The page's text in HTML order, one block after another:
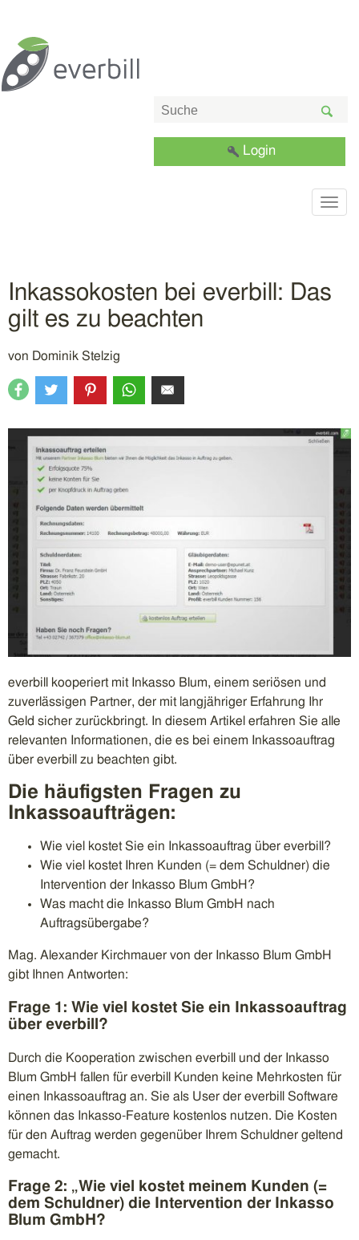
Login
Inkassokosten bei everbill: Das
gilt es zu beachten
von Dominik Stelzig
everbill kooperiert mit Inkasso Blum, einem seriösen und
zuverlässigen Partner, der mit langjähriger Erfahrung Ihr
Geld sicher zurückbringt. In diesem Artikel erfahren Sie alle
relevanten Informationen, die es bei einem Inkassoauftrag
über everbill zu beachten gibt.
Die häufigsten Fragen zu
Inkassoaufträgen:
Wie viel kostet Sie ein Inkassoauftrag über everbill?
Wie viel kostet Ihren Kunden (= dem Schuldner) die
Intervention der Inkasso Blum GmbH?
Was macht die Inkasso Blum GmbH nach
Auftragsübergabe?
Mag. Alexander Kirchmauer von der Inkasso Blum GmbH
gibt Ihnen Antworten:
Frage 1: Wie viel kostet Sie ein Inkassoauftrag
über everbill?
Durch die Kooperation zwischen everbill und der Inkasso
Blum GmbH fallen für everbill Kunden keine Mehrkosten für
einen Inkassoauftrag an. Sie als User der everbill Software
können das Inkasso-Feature kostenlos nutzen. Die Kosten
für den Auftrag werden gegenüber Ihrem Schuldner geltend
gemacht.
Frage 2: „Wie viel kostet meinem Kunden (=
dem Schuldner) die Intervention der Inkasso
Blum GmbH?